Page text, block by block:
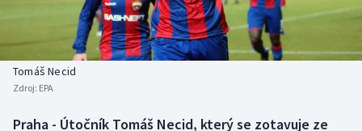
Basketbal
Biatlon
Historické návraty
Aplikace ČT sport
Tomáš Necid
Zdroj: EPA
Praha - Útočník Tomáš Necid, který se zotavuje ze